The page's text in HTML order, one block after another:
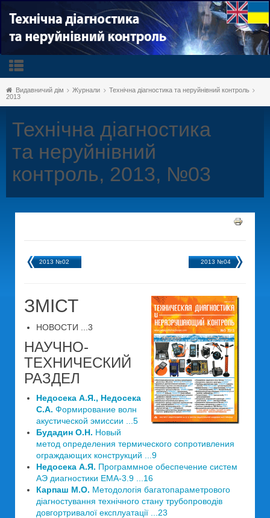
Видавничий дім Журнали
Технічна діагностика та неруйнівний контроль
2013
Технічна діагностика
та неруйнівний
контроль, 2013, №03
2013 №02 2013 №04
ЗМІСТ
НОВОСТИ ...3
НАУЧНО-
ТЕХНИЧЕСКИЙ
РАЗДЕЛ
Недосека А.Я., Недосека
С.А. Формирование волн
акустической эмиссии ...5
Будадин О.Н. Новый
метод определения термического сопротивления
ограждающих конструкций ...9
Недосека А.Я. Программное обеспечение систем
АЭ диагностики ЕМА-3.9 ...16
Карпаш М.О. Методологія багатопараметрового
діагностування технічного стану трубопроводів
довгортривалої експлуатації ...23